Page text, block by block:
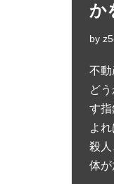
か
by
不
ど
す指
よ
殺
体